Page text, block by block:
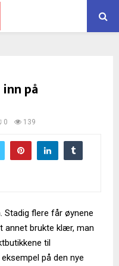
på
0 139
Stadig flere får øynene
annet brukte klær, man
til
på den nye